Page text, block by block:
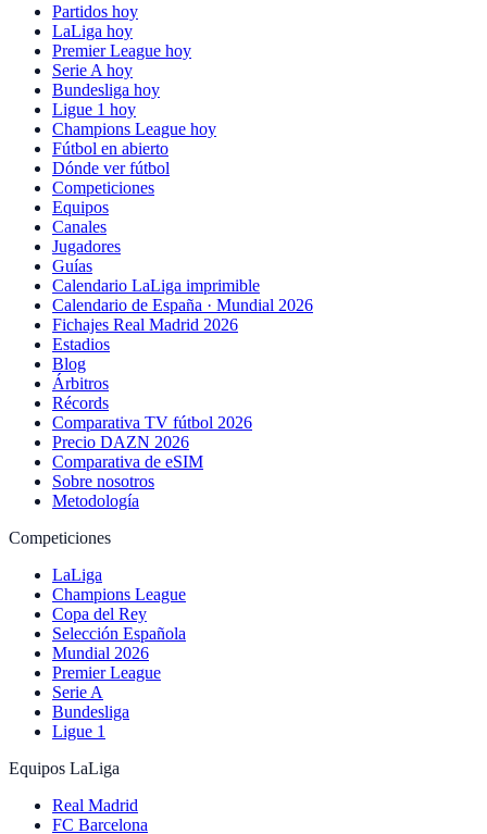
Partidos hoy
LaLiga hoy
Premier League hoy
Serie A hoy
Bundesliga hoy
Ligue 1 hoy
Champions League hoy
Fútbol en abierto
Dónde ver fútbol
Competiciones
Equipos
Canales
Jugadores
Guías
Calendario LaLiga imprimible
Calendario de España · Mundial 2026
Fichajes Real Madrid 2026
Estadios
Blog
Árbitros
Récords
Comparativa TV fútbol 2026
Precio DAZN 2026
Comparativa de eSIM
Sobre nosotros
Metodología
Competiciones
LaLiga
Champions League
Copa del Rey
Selección Española
Mundial 2026
Premier League
Serie A
Bundesliga
Ligue 1
Equipos LaLiga
Real Madrid
FC Barcelona